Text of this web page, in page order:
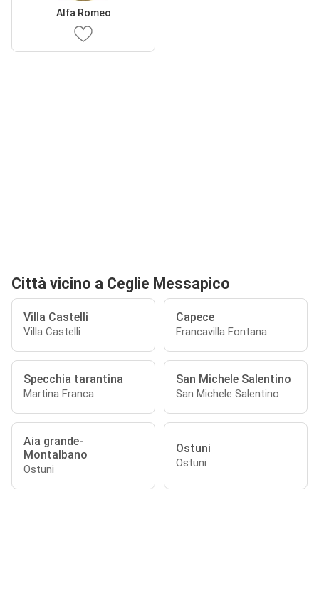
Alfa Romeo
Città vicino a Ceglie Messapico
Villa Castelli
Villa Castelli
Capece
Francavilla Fontana
Specchia tarantina
Martina Franca
San Michele Salentino
San Michele Salentino
Aia grande-
Montalbano
Ostuni
Ostuni
Ostuni